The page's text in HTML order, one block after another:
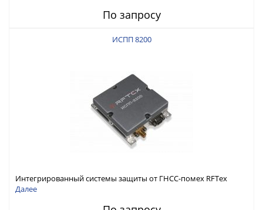
По запросу
ИСПП 8200
Интегрированный системы защиты от ГНСС-помех RFТех
ИСПП 8200
Далее